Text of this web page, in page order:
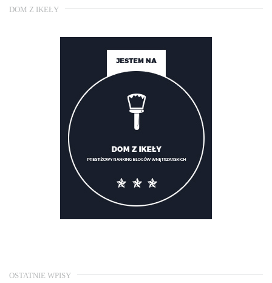
DOM Z IKEŁY
OSTATNIE WPISY